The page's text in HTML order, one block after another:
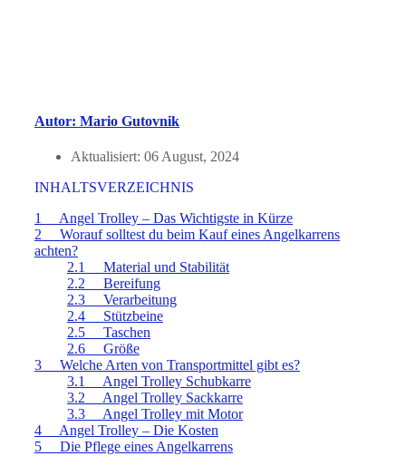
Autor: Mario Gutovnik
Aktualisiert: 06 August, 2024
INHALTSVERZEICHNIS
1 Angel Trolley – Das Wichtigste in Kürze
2 Worauf solltest du beim Kauf eines Angelkarrens
achten?
2.1 Material und Stabilität
2.2 Bereifung
2.3 Verarbeitung
2.4 Stützbeine
2.5 Taschen
2.6 Größe
3 Welche Arten von Transportmittel gibt es?
3.1 Angel Trolley Schubkarre
3.2 Angel Trolley Sackkarre
3.3 Angel Trolley mit Motor
4 Angel Trolley – Die Kosten
5 Die Pflege eines Angelkarrens